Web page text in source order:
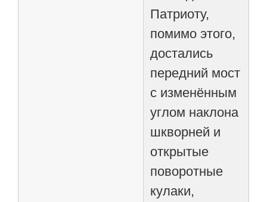
Патриоту,
помимо этого,
достались
передний мост
с изменённым
углом наклона
шкворней и
открытые
поворотные
кулаки,